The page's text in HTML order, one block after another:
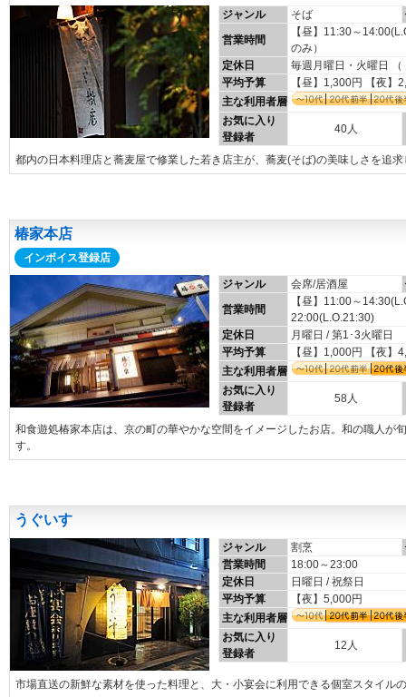
ジャンル そば
営業時間
【昼】11:30～
のみ）
定休日
毎週月曜日・火曜日
平均予算
【昼】1,300円 【夜】
主な利用者層
お気に入り
登録者
40人
都内の日本料理店と蕎麦屋で修業した若き店主が、蕎麦(そば)の美味しさを追
椿家本店
インボイス登録店
ジャンル 会席/居酒屋
営業時間
【昼】11:00～
22:00(L.O.21:30)
定休日
月曜日 / 第1･3火曜日
平均予算
【昼】1,000円 【夜】
主な利用者層
お気に入り
登録者
58人
和食遊処椿家本店は、京の町の華やかな空間をイメージしたお店。和の職人が
す。
うぐいす
ジャンル 割烹
営業時間
18:00～23:00
定休日
日曜日 / 祝祭日
平均予算
【夜】5,000円
主な利用者層
お気に入り
登録者
12人
市場直送の新鮮な素材を使った料理と、大・小宴会に利用できる個室スタイル